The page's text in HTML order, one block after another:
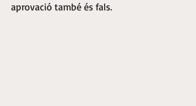
aprovació també és fals.